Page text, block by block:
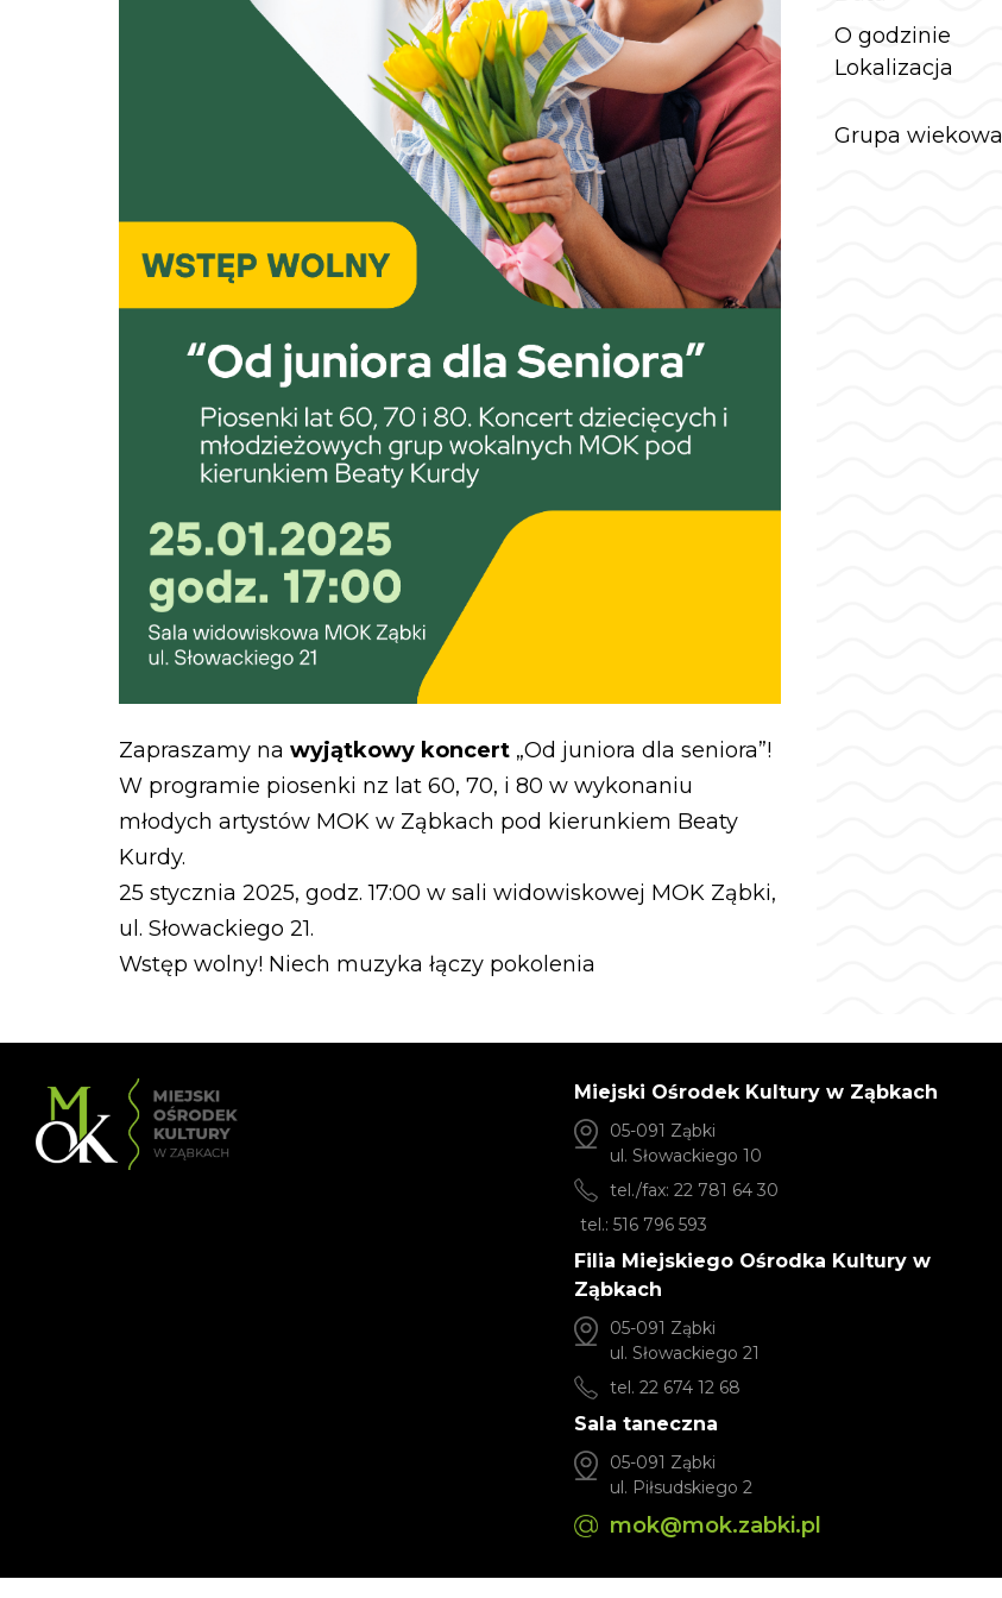
Zapraszamy na wyjątkowy koncert „Od juniora dla seniora”!
W programie piosenki nz lat 60, 70, i 80 w wykonaniu
młodych artystów MOK w Ząbkach pod kierunkiem Beaty
Kurdy.
25 stycznia 2025, godz. 17:00 w sali widowiskowej MOK Ząbki,
ul. Słowackiego 21.
Wstęp wolny! Niech muzyka łączy pokolenia
O godzinie
Lokalizacja
Grupa wiekowa
Miejski Ośrodek Kultury w Ząbkach
05-091 Ząbki
ul. Słowackiego 10
tel./fax: 22 781 64 30
tel.: 516 796 593
Filia Miejskiego Ośrodka Kultury w
Ząbkach
05-091 Ząbki
ul. Słowackiego 21
tel. 22 674 12 68
Sala taneczna
05-091 Ząbki
ul. Piłsudskiego 2
mok@mok.zabki.pl